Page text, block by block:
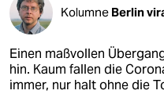
Kolumne Berlin
Einen maßvollen
hin. Kaum fallen die
immer, nur halt ohne die